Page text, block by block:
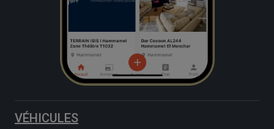
VÉHICULES